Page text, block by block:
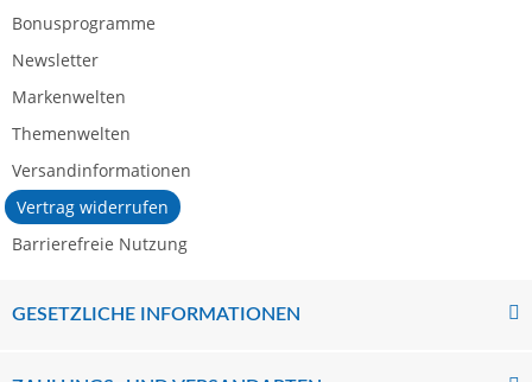
Bonusprogramme
Newsletter
Markenwelten
Themenwelten
Versandinformationen
Vertrag widerrufen
Barrierefreie Nutzung
GESETZLICHE INFORMATIONEN